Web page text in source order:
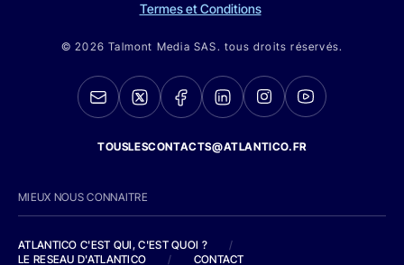
Termes et Conditions
© 2026 Talmont Media SAS. tous droits réservés.
TOUSLESCONTACTS@ATLANTICO.FR
MIEUX NOUS CONNAITRE
ATLANTICO C'EST QUI, C'EST QUOI ?
/
LE RESEAU D'ATLANTICO
/ CONTACT